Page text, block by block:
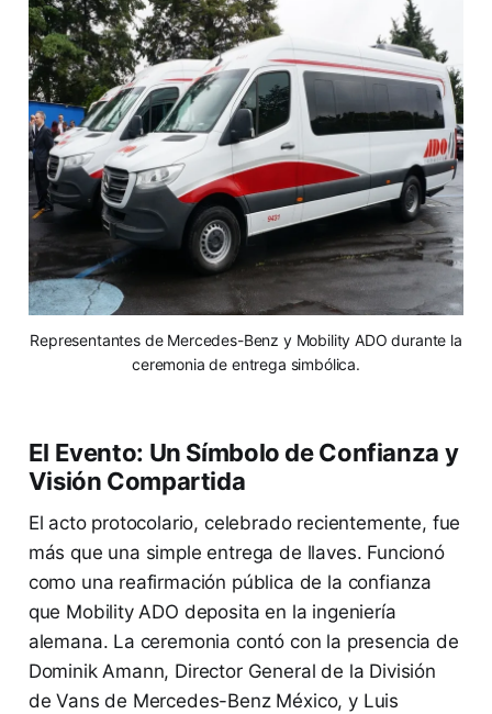
Representantes de Mercedes-Benz y Mobility ADO durante la
ceremonia de entrega simbólica.
El Evento: Un Símbolo de Confianza y
Visión Compartida
El acto protocolario, celebrado recientemente, fue
más que una simple entrega de llaves. Funcionó
como una reafirmación pública de la confianza
que Mobility ADO deposita en la ingeniería
alemana. La ceremonia contó con la presencia de
Dominik Amann, Director General de la División
de Vans de Mercedes-Benz México, y Luis